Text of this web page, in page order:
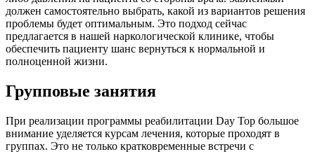
должен самостоятельно выбрать, какой из вариантов решения
проблемы будет оптимальным. Это подход сейчас
предлагается в нашей наркологической клинике, чтобы
обеспечить пациенту шанс вернуться к нормальной и
полноценной жизни.
Групповые занятия
При реализации программы реабилитации Day Top большое
внимание уделяется курсам лечения, которые проходят в
группах. Это не только кратковременные встречи с